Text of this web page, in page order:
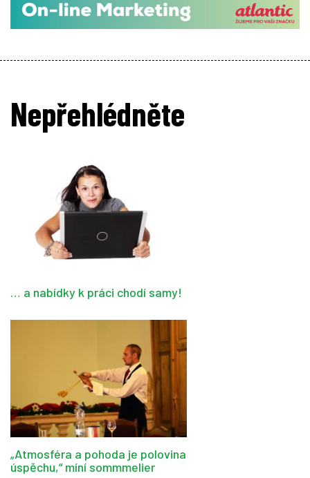
Nepřehlédněte
… a nabídky k práci chodí samy!
„Atmosféra a pohoda je polovina
úspěchu,“ míní sommmelier